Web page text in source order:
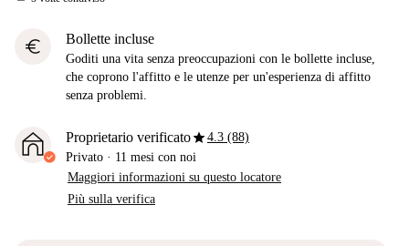
euro Bollette incluse
Goditi una vita senza preoccupazioni con le bollette incluse,
che coprono l'affitto e le utenze per un'esperienza di affitto
senza problemi.
Proprietario verificatostar4.3 (88)
Privato · 11 mesi con noi
Maggiori informazioni su questo locatore
Più sulla verifica